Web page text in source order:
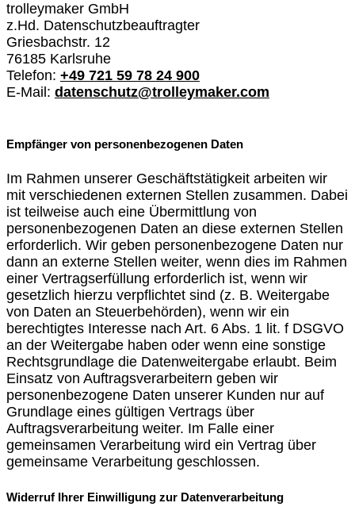
trolleymaker GmbH
z.Hd. Datenschutzbeauftragter
Griesbachstr. 12
76185 Karlsruhe
Telefon: +49 721 59 78 24 900
E-Mail: datenschutz@trolleymaker.com
Empfänger von personenbezogenen Daten
Im Rahmen unserer Geschäftstätigkeit arbeiten wir
mit verschiedenen externen Stellen zusammen. Dabei
ist teilweise auch eine Übermittlung von
personenbezogenen Daten an diese externen Stellen
erforderlich. Wir geben personenbezogene Daten nur
dann an externe Stellen weiter, wenn dies im Rahmen
einer Vertragserfüllung erforderlich ist, wenn wir
gesetzlich hierzu verpflichtet sind (z. B. Weitergabe
von Daten an Steuerbehörden), wenn wir ein
berechtigtes Interesse nach Art. 6 Abs. 1 lit. f DSGVO
an der Weitergabe haben oder wenn eine sonstige
Rechtsgrundlage die Datenweitergabe erlaubt. Beim
Einsatz von Auftragsverarbeitern geben wir
personenbezogene Daten unserer Kunden nur auf
Grundlage eines gültigen Vertrags über
Auftragsverarbeitung weiter. Im Falle einer
gemeinsamen Verarbeitung wird ein Vertrag über
gemeinsame Verarbeitung geschlossen.
Widerruf Ihrer Einwilligung zur Datenverarbeitung